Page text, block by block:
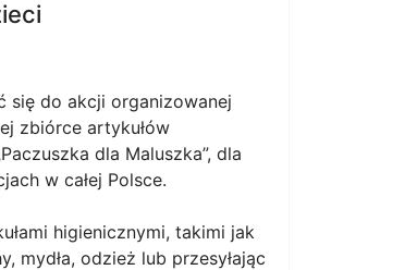
się do akcji organizowanej
zbiórce artykułów
dla Maluszka”, dla
w całej Polsce.
higienicznymi, takimi jak
mydła, odzież lub przesyłając